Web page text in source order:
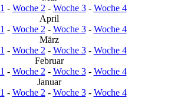
- Woche 2 - Woche 3- Woche 4
April
- Woche 2 - Woche 3- Woche 4
März
- Woche 2 - Woche 3- Woche 4
Februar
- Woche 2 - Woche 3- Woche 4
Januar
- Woche 2 - Woche 3- Woche 4